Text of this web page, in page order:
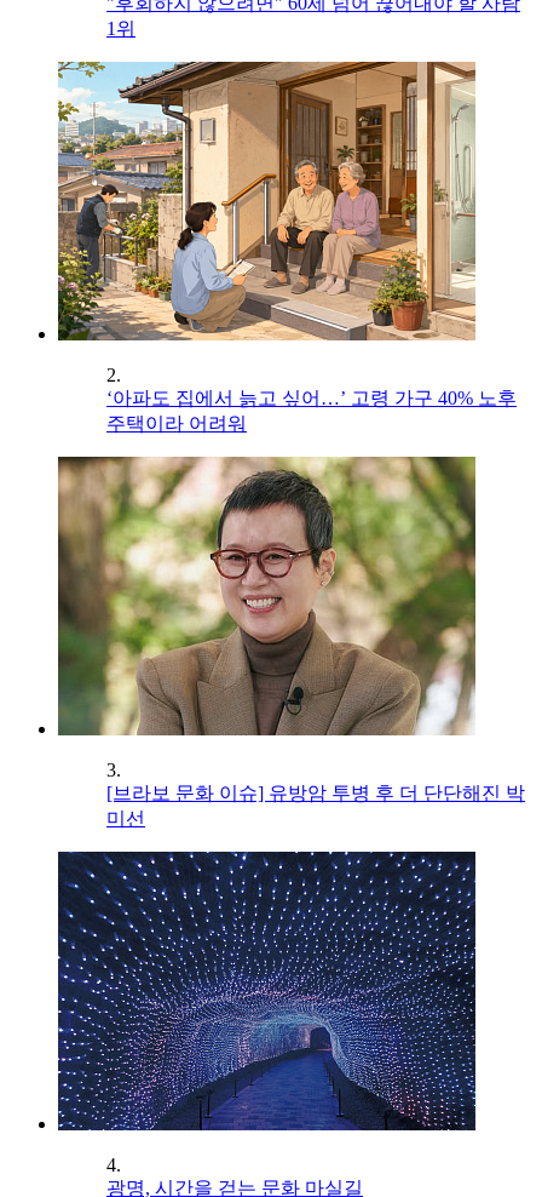
1위
2.
‘아파도 집에서 늙고 싶어…’ 고령 가구 40% 노후
주택이라 어려워
3.
[브라보 문화 이슈] 유방암 투병 후 더 단단해진 박
미선
4.
광명, 시간을 걷는 문화 마실길